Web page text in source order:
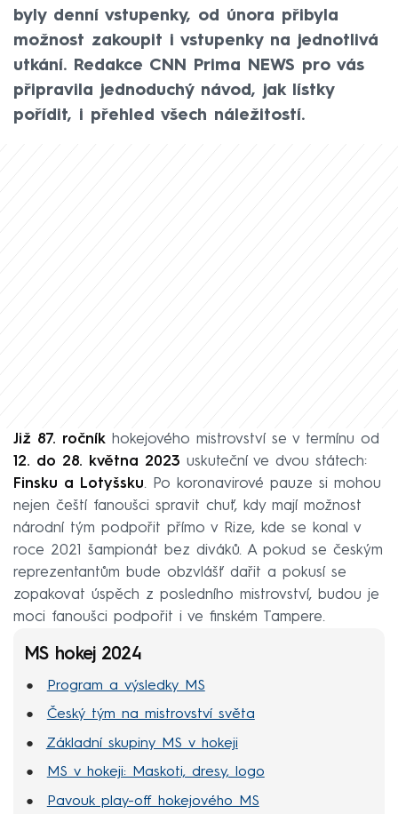
byly denní vstupenky, od února přibyla
možnost zakoupit i vstupenky na jednotlivá
utkání. Redakce CNN Prima NEWS pro vás
připravila jednoduchý návod, jak lístky
pořídit, i přehled všech náležitostí.
Již 87. ročník hokejového mistrovství se v termínu od
12. do 28. května 2023 uskuteční ve dvou státech:
Finsku a Lotyšsku. Po koronavirové pauze si mohou
nejen čeští fanoušci spravit chuť, kdy mají možnost
národní tým podpořit přímo v Rize, kde se konal v
roce 2021 šampionát bez diváků. A pokud se českým
reprezentantům bude obzvlášť dařit a pokusí se
zopakovat úspěch z posledního mistrovství, budou je
moci fanoušci podpořit i ve finském Tampere.
MS hokej 2024
Program a výsledky MS
Český tým na mistrovství světa
Základní skupiny MS v hokeji
MS v hokeji: Maskoti, dresy, logo
Pavouk play-off hokejového MS